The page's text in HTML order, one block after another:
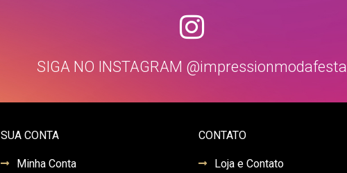
SIGA NO INSTAGRAM @impressionmodafesta
SUA CONTA
Minha Conta
CONTATO
Loja e Contato